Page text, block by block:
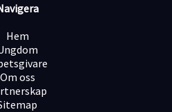
med fantastiska kollegor
baserat på din
om mångfald, inkludering
Hem
Om oss